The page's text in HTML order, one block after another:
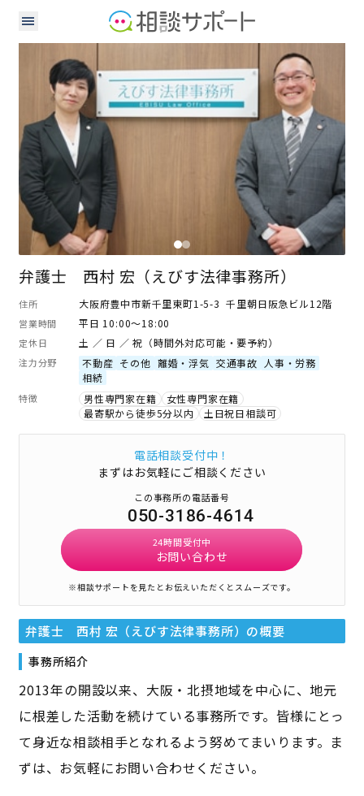
弁護士 西村 宏（えびす法律事務所）
住所 大阪府豊中市新千里東町1-5-3 千里朝日阪急ビル12階
営業時間 平日 10:00～18:00
定休日 土 ／ 日 ／ 祝（時間外対応可能・要予約）
注力分野 不動産 その他 離婚・浮気 交通事故
人事・労務
相続
特徴 男性専門家在籍
女性専門家在籍
最寄駅から徒歩5分以内
土日祝日相談可
電話相談受付中！
まずはお気軽にご相談ください
この事務所の電話番号
050-3186-4614
24時間受付中
お問い合わせ
※相談サポートを見たとお伝えいただくとスムーズです。
弁護士 西村 宏（えびす法律事務所） の概要
事務所紹介
2013年の開設以来、大阪・北摂地域を中心に、地元
に根差した活動を続けている事務所です。皆様にとっ
て身近な相談相手となれるよう努めてまいります。ま
ずは、お気軽にお問い合わせください。